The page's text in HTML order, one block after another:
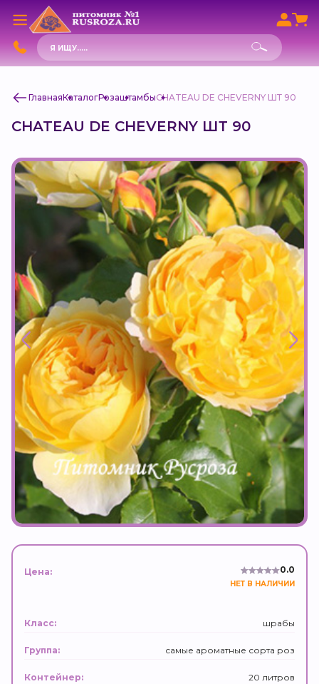
Поиск
товаров
ГлавнаяКаталогРозаштамбыCHATEAU DE CHEVERNY ШТ 90
CHATEAU DE CHEVERNY ШТ 90
Цена: 0.0
НЕТ В НАЛИЧИИ
Класс: шрабы
Группа: самые ароматные сорта роз
Контейнер: 20 литров